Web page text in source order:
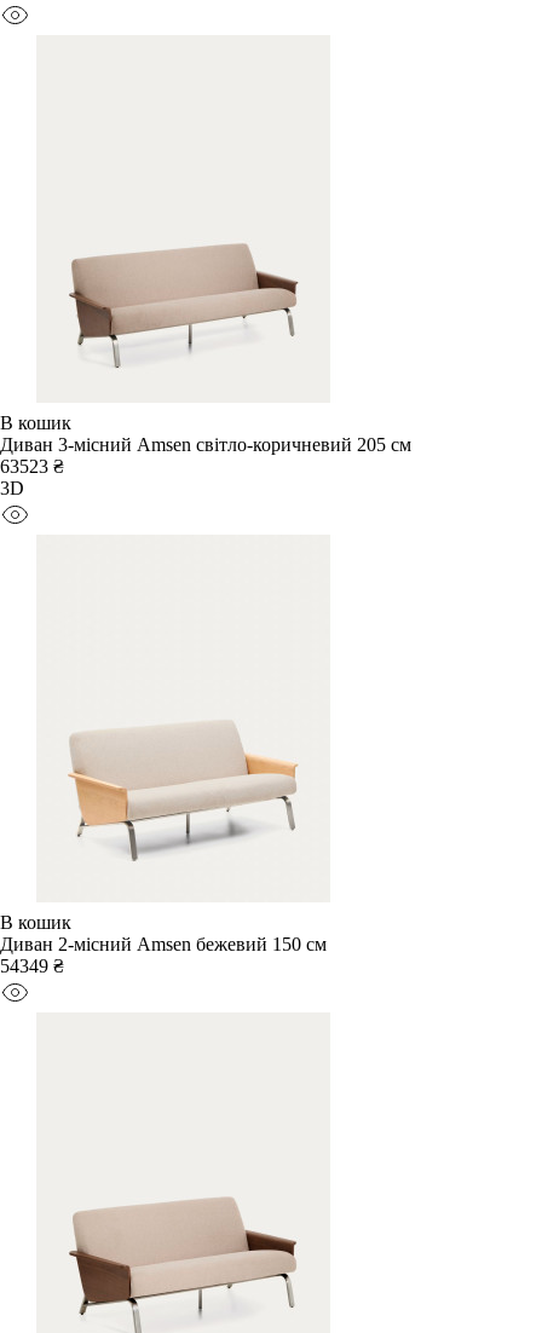
В кошик
Диван 3-місний Amsen світло-коричневий 205 см
63523 ₴
3D
В кошик
Диван 2-місний Amsen бежевий 150 см
54349 ₴